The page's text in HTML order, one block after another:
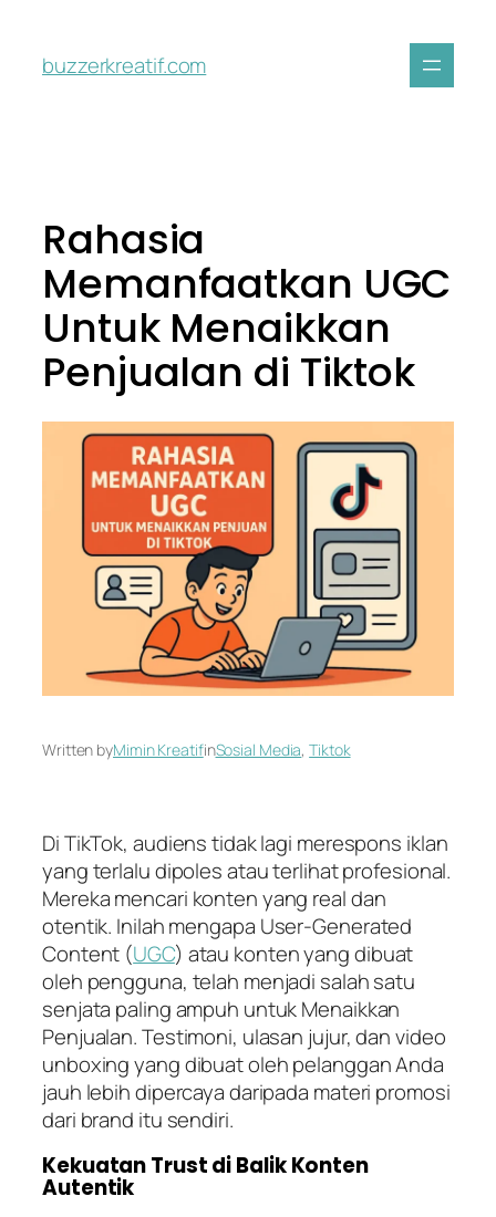
buzzerkreatif.com
Rahasia
Memanfaatkan UGC
Untuk Menaikkan
Penjualan di Tiktok
Written byMimin KreatifinSosial Media, Tiktok
Di TikTok, audiens tidak lagi merespons iklan
yang terlalu dipoles atau terlihat profesional.
Mereka mencari konten yang realdan
otentik. Inilah mengapa User-Generated
Content (UGC) atau konten yang dibuat
oleh pengguna, telah menjadi salah satu
senjata paling ampuh untuk Menaikkan
Penjualan. Testimoni, ulasan jujur, dan video
unboxingyang dibuat oleh pelanggan Anda
jauh lebih dipercaya daripada materi promosi
dari brand itu sendiri.
Kekuatan Trust di Balik Konten
Autentik